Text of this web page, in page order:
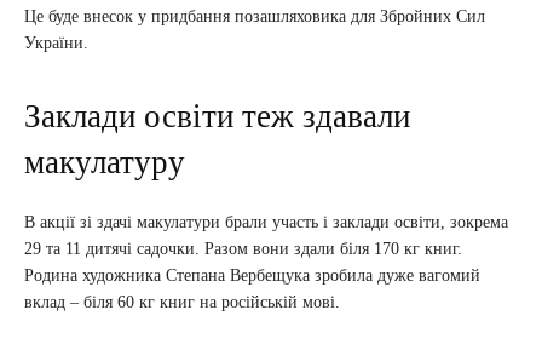
Це буде внесок у придбання позашляховика для Збройних Сил
України.
Заклади освіти теж здавали
макулатуру
В акції зі здачі макулатури брали участь і заклади освіти, зокрема
29 та 11 дитячі садочки. Разом вони здали біля 170 кг книг.
Родина художника Степана Вербещука зробила дуже вагомий
вклад – біля 60 кг книг на російській мові.